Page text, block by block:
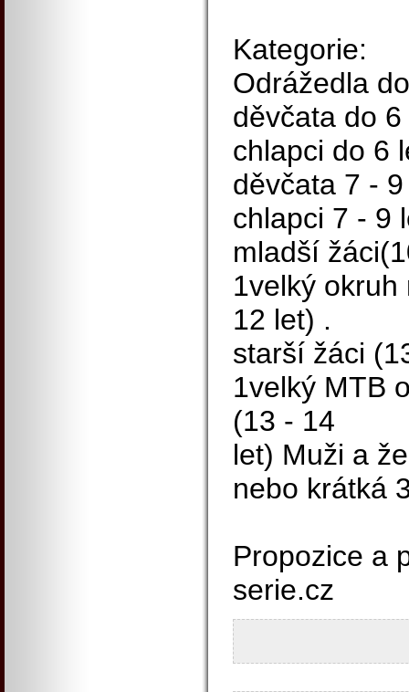
Kategorie:
Odrážedla
děvčata do
chlapci do 6
děvčata 7 -
chlapci 7 - 9
mladší
1velký
12 let) .
starší žáci
1velký MTB
(13 - 14
let) Muži a
nebo krátká
Propozice a
serie.cz